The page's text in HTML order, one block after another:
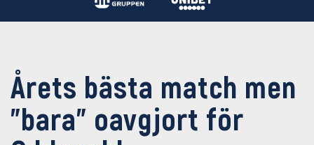
Årets bästa match men
”bara” oavgjort för